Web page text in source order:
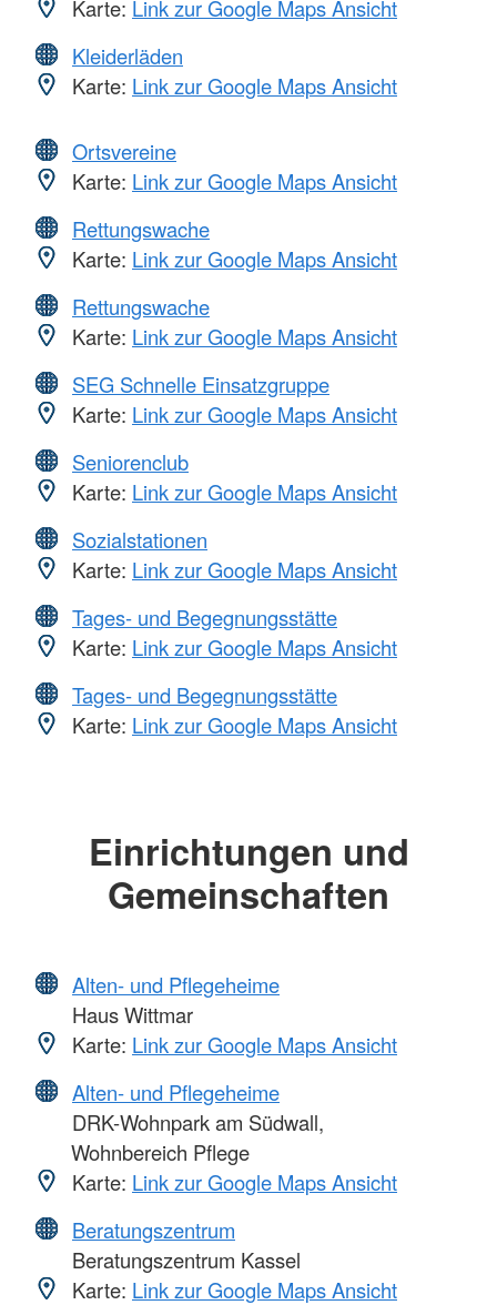
Karte: Link zur Google Maps Ansicht
Kleiderläden
Karte: Link zur Google Maps Ansicht
Ortsvereine
Karte: Link zur Google Maps Ansicht
Rettungswache
Karte: Link zur Google Maps Ansicht
Rettungswache
Karte: Link zur Google Maps Ansicht
SEG Schnelle Einsatzgruppe
Karte: Link zur Google Maps Ansicht
Seniorenclub
Karte: Link zur Google Maps Ansicht
Sozialstationen
Karte: Link zur Google Maps Ansicht
Tages- und Begegnungsstätte
Karte: Link zur Google Maps Ansicht
Tages- und Begegnungsstätte
Karte: Link zur Google Maps Ansicht
Einrichtungen und
Gemeinschaften
Alten- und Pflegeheime
Haus Wittmar
Karte: Link zur Google Maps Ansicht
Alten- und Pflegeheime
DRK-Wohnpark am Südwall,
Wohnbereich Pflege
Karte: Link zur Google Maps Ansicht
Beratungszentrum
Beratungszentrum Kassel
Karte: Link zur Google Maps Ansicht